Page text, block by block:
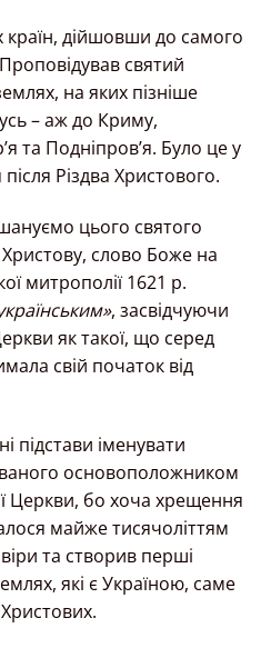
країн, дійшовши до самого
святий
на яких пізніше
– аж до Криму,
та Подніпровʼя. Було це у
після Різдва Христового.
цього святого
Христову, слово Боже на
митрополії 1621 р.
, засвідчуючи
як такої, що серед
свій початок від
підстави іменувати
основоположником
Церкви, бо хоча хрещення
майже тисячоліттям
та створив перші
які є Україною, саме